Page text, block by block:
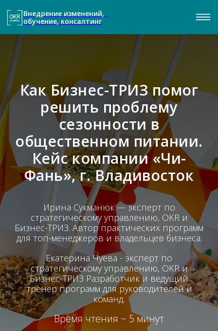
Внедрение изменений,
обучение, консалтинг
Как Бизнес-ТРИЗ помог
решить проблему
сезонности в
общественном питании.
Кейс компании «Чи-
Фань», г. Владивосток
Ирина Сукманюк — эксперт по
стратегическому управлению, OKR и
Бизнес-ТРИЗ. Автор практических программ
для топ-менеджеров и владельцев бизнеса.
Екатерина Чуева - эксперт по
стратегическому управлению, OKR и
Бизнес-ТРИЗ Разработчик и ведущий
тренер программ для руководителей и
команд.
Время чтения ~ 5 минут